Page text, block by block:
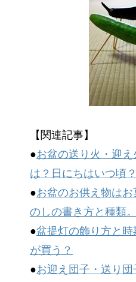
【関連記事】
●お盆の送り火・迎
は？日にちはいつ頃？
●お盆のお供え物はお
のしの書き方と種類。
●盆提灯の飾り方と
が買う？
●お迎え団子・送り団